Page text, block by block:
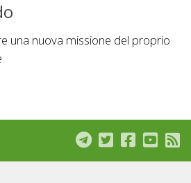
una nuova missione del proprio